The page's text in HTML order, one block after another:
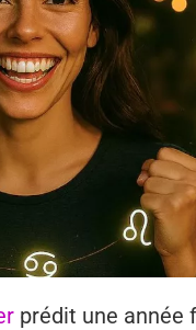
prédit une année